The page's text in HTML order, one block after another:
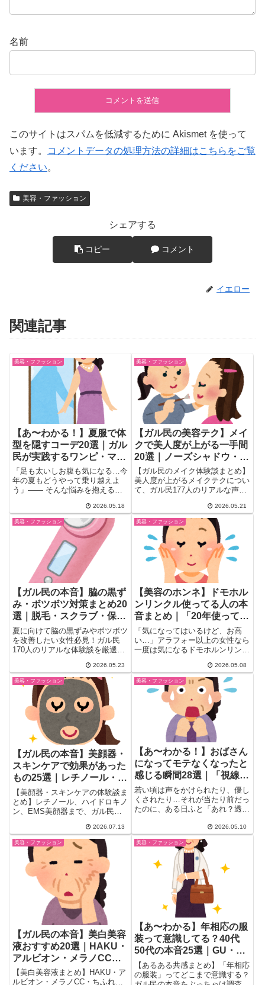
名前
このサイトはスパムを低減するために Akismet を使って
います。
コメントデータの処理方法の詳細はこちらをご覧
ください。
美容・ファッション
シェアする
コピー コメント
イエロー
関連記事
美容・ファッション
【あ〜わかる！】夏服で体
型を隠すコーデ20選｜ガル
民が実践するワンピ・マキ
シ・素材のコツ
「足も太いしお腹も気になる…今
年の夏もどうやって乗り越えよ
う」―― そんな悩みを抱えるガ
2026.05.18
美容・ファッション
【ガル民の美容テク】メイ
クで美人度が上がる一手間
20選｜ノーズシャドウ・ハ
イライト・コンシーラーの
リアル
【ガル民のメイク体験談まとめ】
美人度が上がるメイクテクについ
て、ガル民177人のリアルな声を
れ方・コンシーラー活用法・ハイ
ライト・リップライナーで中顔面
短縮まで、日常メイクをワンラン
クアップする生の体験談を一気に
チェック！
2026.05.21
美容・ファッション
【ガル民の本音】脇の黒ず
み・ボツボツ対策まとめ20
選｜脱毛・スクラブ・保湿
で綺麗に
夏に向けて脇の黒ずみやボツボツ
を改善したい女性必見！ガル民
170人のリアルな体験談を厳選。
ジングオイルや美白クリームを使
ったセルフケアから、脱毛後もく
すみが残る場合の対処法まで本音
まとめ。芸能人みたいな脇は「ボ
ディメイク」の産物という衝撃の
事実も。
2026.05.23
美容・ファッション
【美容のホンネ】ドモホル
ンリンクル使ってる人の本
音まとめ｜「20年使って肌
綺麗って言われる」vs「お
試し8点→4点に縮小」
「気になってはいるけど、お高
い…」アラフォー以上の女性なら
一度は気になるドモホルンリンク
2026.05.08
美容・ファッション
【ガル民の本音】美顔器・
スキンケアで効果があった
もの25選｜レチノール・ハ
イドロキノン・EMSの実体
験
【美顔器・スキンケアの体験談ま
とめ】レチノール、ハイドロキノ
ン、EMS美顔器まで、ガル民が
リアルな声を厳選。シミ・ほうれ
い線・毛穴悩みに効いたアイテム
と使い方のコツまで、検索しても
出てこない本音を一気にチェッ
ク。
2026.07.13
美容・ファッション
【あ〜わかる！】おばさん
になってモテなくなったと
感じる瞬間28選｜「視線ゼ
ロ・ナンパ皆無・工事現場
スルー」ガル民の本音がリ
アルすぎる
若い頃は声をかけられたり、優し
くされたり…それが当たり前だっ
たのに、ある日ふと「あれ？透明
2026.05.10
美容・ファッション
【ガル民の本音】美白美容
液おすすめ20選｜HAKU・
アルビオン・メラノCC・
プチプラを30-50代が徹底
比較
【美白美容液まとめ】HAKU・ア
ルビオン・メラノCC・ちふれ…
美容・ファッション
【あ〜わかる】年相応の服
装って意識してる？40代
50代の本音25選｜GU・ユ
ニクロ選びのリアル基準
【あるある共感まとめ】「年相応
の服装」ってどこまで意識する？